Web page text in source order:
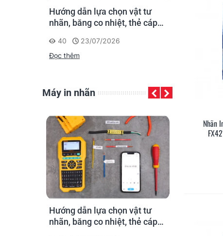
Hướng dẫn lựa chọn vật tư
nhãn, băng co nhiệt, thẻ cáp
40
23/07/2026
Đọc thêm
Cách chọn
cho máy in
Máy in nhãn
Hướng dẫn lựa chọn vật tư
nhãn, băng co nhiệt, thẻ cáp
công: đánh
Nhãn